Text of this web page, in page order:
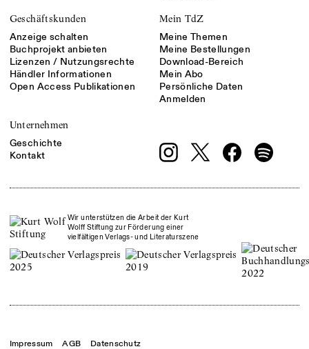
Geschäftskunden
Anzeige schalten
Buchprojekt anbieten
Lizenzen / Nutzungsrechte
Händler Informationen
Open Access Publikationen
Mein TdZ
Meine Themen
Meine Bestellungen
Download-Bereich
Mein Abo
Persönliche Daten
Anmelden
Unternehmen
Geschichte
Kontakt
Wir unterstützen die Arbeit der Kurt
Wolff Stiftung zur Förderung einer
vielfältigen Verlags- und Literaturszene
Impressum AGB Datenschutz